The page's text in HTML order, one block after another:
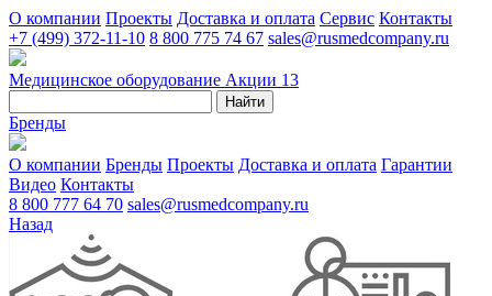
О компании Проекты Доставка и оплата Сервис Контакты
+7 (499) 372-11-10 8 800 775 74 67 sales@rusmedcompany.ru
Медицинское оборудование Акции 13
Найти
Бренды
О компании Бренды Проекты Доставка и оплата Гарантии
Видео Контакты
8 800 777 64 70 sales@rusmedcompany.ru
Назад